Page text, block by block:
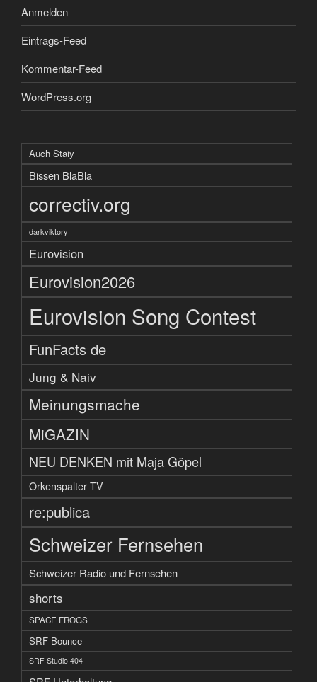
Anmelden
Eintrags-Feed
Kommentar-Feed
WordPress.org
Auch Staiy
Bissen BlaBla
correctiv.org
darkviktory
Eurovision
Eurovision2026
Eurovision Song Contest
FunFacts de
Jung & Naiv
Meinungsmache
MiGAZIN
NEU DENKEN mit Maja Göpel
Orkenspalter TV
re:publica
Schweizer Fernsehen
Schweizer Radio und Fernsehen
shorts
SPACE FROGS
SRF Bounce
SRF Studio 404